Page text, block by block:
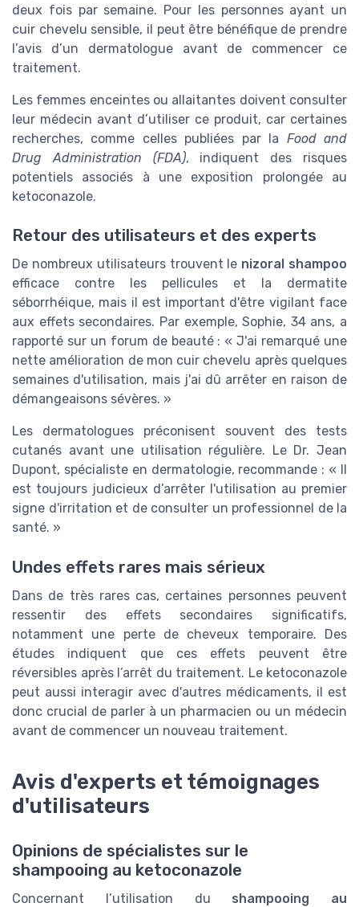
deux fois par semaine. Pour les personnes ayant un
cuir chevelu sensible, il peut être bénéfique de prendre
l’avis d’un dermatologue avant de commencer ce
traitement.
Les femmes enceintes ou allaitantes doivent consulter
leur médecin avant d’utiliser ce produit, car certaines
recherches, comme celles publiées par la Food and
Drug Administration (FDA), indiquent des risques
potentiels associés à une exposition prolongée au
ketoconazole.
Retour des utilisateurs et des experts
De nombreux utilisateurs trouvent le nizoral shampoo
efficace contre les pellicules et la dermatite
séborrhéique, mais il est important d'être vigilant face
aux effets secondaires. Par exemple, Sophie, 34 ans, a
rapporté sur un forum de beauté : « J'ai remarqué une
nette amélioration de mon cuir chevelu après quelques
semaines d'utilisation, mais j'ai dû arrêter en raison de
démangeaisons sévères. »
Les dermatologues préconisent souvent des tests
cutanés avant une utilisation régulière. Le Dr. Jean
Dupont, spécialiste en dermatologie, recommande : « Il
est toujours judicieux d’arrêter l'utilisation au premier
signe d'irritation et de consulter un professionnel de la
santé. »
Undes effets rares mais sérieux
Dans de très rares cas, certaines personnes peuvent
ressentir des effets secondaires significatifs,
notamment une perte de cheveux temporaire. Des
études indiquent que ces effets peuvent être
réversibles après l’arrêt du traitement. Le ketoconazole
peut aussi interagir avec d'autres médicaments, il est
donc crucial de parler à un pharmacien ou un médecin
avant de commencer un nouveau traitement.
Avis d'experts et témoignages
d'utilisateurs
Opinions de spécialistes sur le
shampooing au ketoconazole
Concernant l’utilisation du shampooing au